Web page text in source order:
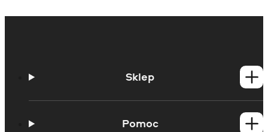
Sklep
Produkty dla Mac
Pomoc